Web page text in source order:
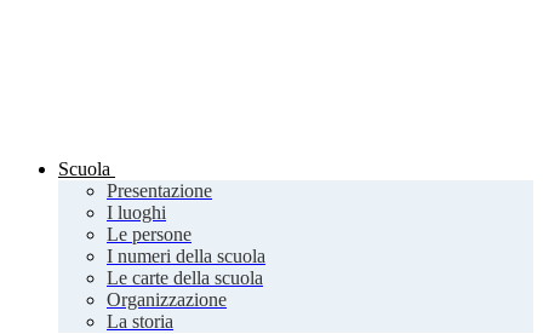
Scuola
Presentazione
I luoghi
Le persone
I numeri della scuola
Le carte della scuola
Organizzazione
La storia